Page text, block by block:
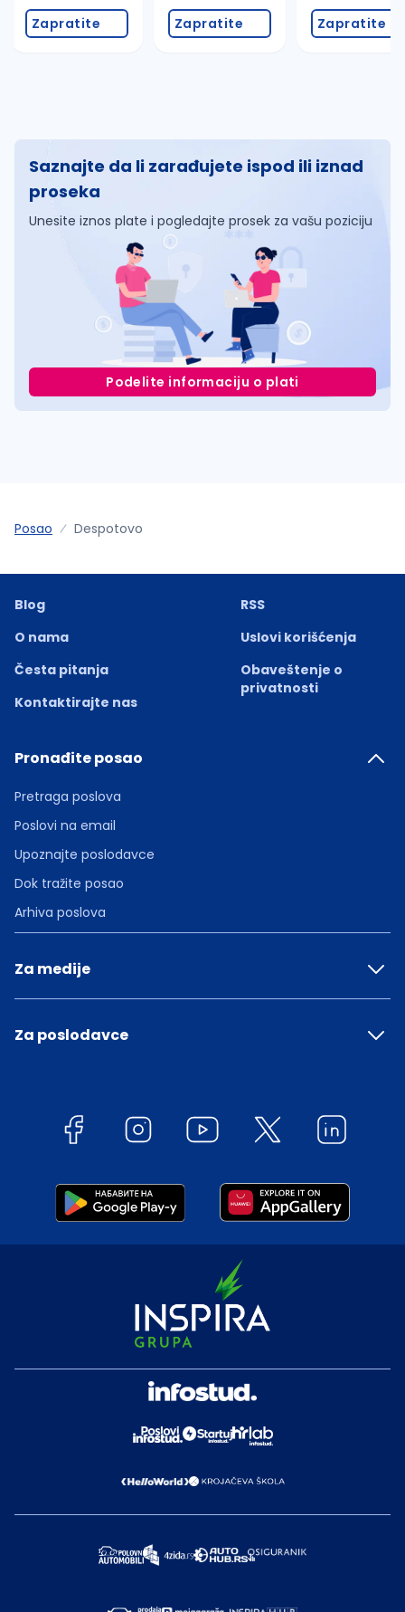
Zapratite Zapratite Zapratite
Saznajte da li zarađujete ispod ili iznad
proseka
Unesite iznos plate i pogledajte prosek za vašu poziciju
Podelite informaciju o plati
Posao Despotovo
Blog
O nama
Česta pitanja
Kontaktirajte nas
RSS
Uslovi korišćenja
Obaveštenje o
privatnosti
Pronađite posao
Pretraga poslova
Poslovi na email
Upoznajte poslodavce
Dok tražite posao
Arhiva poslova
Za medije
Za poslodavce